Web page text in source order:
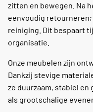
zitten en bewegen. Na
eenvoudig
reiniging. Dit bespaart
organisatie.
Onze meubelen zijn
Dankzij stevige
ze duurzaam, stabiel
als grootschalige